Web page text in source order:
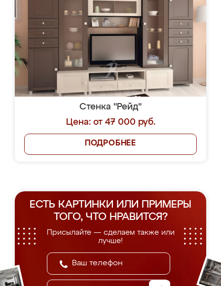
Стенка "Рейд"
Цена: от 47 000 руб.
ПОДРОБНЕЕ
ЕСТЬ КАРТИНКИ ИЛИ ПРИМЕРЫ
ТОГО, ЧТО НРАВИТСЯ?
Присылайте — сделаем также или
лучше!